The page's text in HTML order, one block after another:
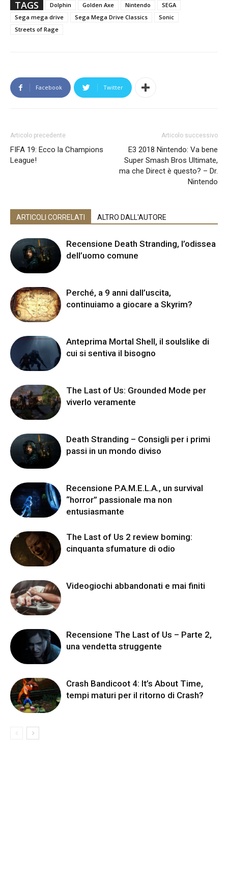
TAGS Dolphin Golden Axe Nintendo
SEGA
Sega mega drive
Sega Mega Drive Classics
Sonic
Streets of Rage
Facebook Twitter
Articolo precedente
FIFA 19: Ecco la Champions
League!
Articolo successivo
E3 2018 Nintendo: Va bene
Super Smash Bros Ultimate,
ma che Direct è questo? – Dr.
Nintendo
ARTICOLI CORRELATI ALTRO DALL'AUTORE
Recensione Death Stranding, l’odissea
dell’uomo comune
Perché, a 9 anni dall’uscita,
continuiamo a giocare a Skyrim?
Anteprima Mortal Shell, il soulslike di
cui si sentiva il bisogno
The Last of Us: Grounded Mode per
viverlo veramente
Death Stranding – Consigli per i primi
passi in un mondo diviso
Recensione P.A.M.E.L.A., un survival
“horror” passionale ma non
entusiasmante
The Last of Us 2 review boming:
cinquanta sfumature di odio
Videogiochi abbandonati e mai finiti
Recensione The Last of Us – Parte 2,
una vendetta struggente
Crash Bandicoot 4: It’s About Time,
tempi maturi per il ritorno di Crash?